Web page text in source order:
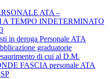
ATA –
A TEMPO INDETERMINATO
in deroga Personale ATA
graduatorie
di cui al D.M.
FASCIA personale ATA